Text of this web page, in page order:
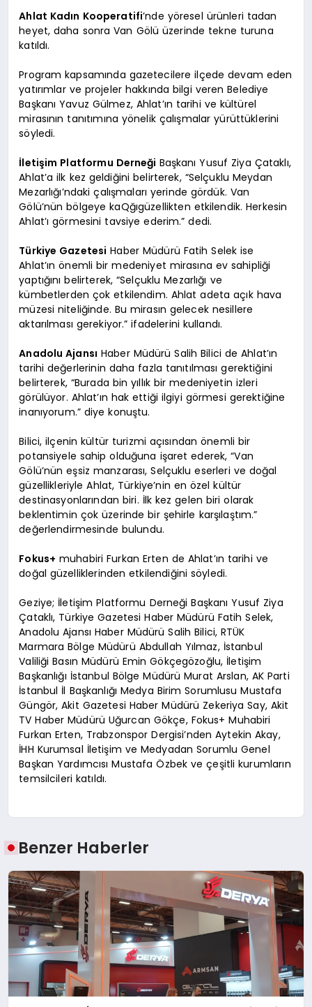
Ahlat Kadın Kooperatifi’nde yöresel ürünleri tadan
heyet, daha sonra Van Gölü üzerinde tekne turuna
katıldı.
Program kapsamında gazetecilere ilçede devam eden
yatırımlar ve projeler hakkında bilgi veren Belediye
Başkanı Yavuz Gülmez, Ahlat’ın tarihi ve kültürel
mirasının tanıtımına yönelik çalışmalar yürüttüklerini
söyledi.
İletişim Platformu Derneği Başkanı Yusuf Ziya Çataklı,
Ahlat’a ilk kez geldiğini belirterek, “Selçuklu Meydan
Mezarlığı’ndaki çalışmaları yerinde gördük. Van
Gölü’nün bölgeye kaQğıgüzellikten etkilendik. Herkesin
Ahlat’ı görmesini tavsiye ederim.” dedi.
Türkiye Gazetesi Haber Müdürü Fatih Selek ise
Ahlat’ın önemli bir medeniyet mirasına ev sahipliği
yaptığını belirterek, “Selçuklu Mezarlığı ve
kümbetlerden çok etkilendim. Ahlat adeta açık hava
müzesi niteliğinde. Bu mirasın gelecek nesillere
aktarılması gerekiyor.” ifadelerini kullandı.
Anadolu Ajansı Haber Müdürü Salih Bilici de Ahlat’ın
tarihi değerlerinin daha fazla tanıtılması gerektiğini
belirterek, “Burada bin yıllık bir medeniyetin izleri
görülüyor. Ahlat’ın hak ettiği ilgiyi görmesi gerektiğine
inanıyorum.” diye konuştu.
Bilici, ilçenin kültür turizmi açısından önemli bir
potansiyele sahip olduğuna işaret ederek, “Van
Gölü’nün eşsiz manzarası, Selçuklu eserleri ve doğal
güzellikleriyle Ahlat, Türkiye’nin en özel kültür
destinasyonlarından biri. İlk kez gelen biri olarak
beklentimin çok üzerinde bir şehirle karşılaştım.”
değerlendirmesinde bulundu.
Fokus+ muhabiri Furkan Erten de Ahlat’ın tarihi ve
doğal güzelliklerinden etkilendiğini söyledi.
Geziye; İletişim Platformu Derneği Başkanı Yusuf Ziya
Çataklı, Türkiye Gazetesi Haber Müdürü Fatih Selek,
Anadolu Ajansı Haber Müdürü Salih Bilici, RTÜK
Marmara Bölge Müdürü Abdullah Yılmaz, İstanbul
Valiliği Basın Müdürü Emin Gökçegözoğlu, İletişim
Başkanlığı İstanbul Bölge Müdürü Murat Arslan, AK Parti
İstanbul İl Başkanlığı Medya Birim Sorumlusu Mustafa
Güngör, Akit Gazetesi Haber Müdürü Zekeriya Say, Akit
TV Haber Müdürü Uğurcan Gökçe, Fokus+ Muhabiri
Furkan Erten, Trabzonspor Dergisi’nden Aytekin Akay,
İHH Kurumsal İletişim ve Medyadan Sorumlu Genel
Başkan Yardımcısı Mustafa Özbek ve çeşitli kurumların
temsilcileri katıldı.
Benzer Haberler